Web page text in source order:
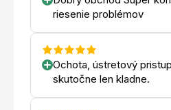
riesenie problémov
Ochota, ústretový
skutočne len kladne.